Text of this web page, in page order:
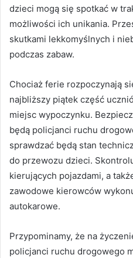
dzieci mogą się spotkać w
możliwości ich unikania.
skutkami lekkomyślnych i
podczas zabaw.
Chociaż ferie rozpoczynają
najbliższy piątek część
miejsc wypoczynku.
będą policjanci ruchu
sprawdzać będą stan
do przewozu dzieci.
kierujących pojazdami, a
zawodowe kierowców
autokarowe.
Przypominamy, że na
policjanci ruchu drogowego